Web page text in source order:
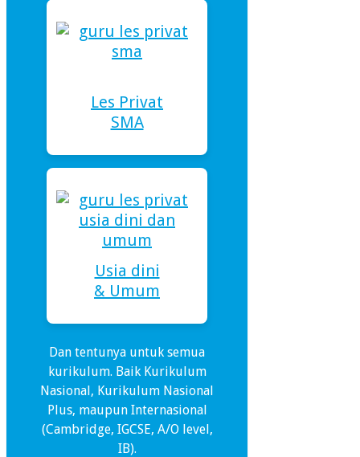
Les Privat
SMA
Usia dini
& Umum
Dan tentunya untuk semua
kurikulum. Baik Kurikulum
Nasional, Kurikulum Nasional
Plus, maupun Internasional
(Cambridge, IGCSE, A/O level,
IB).